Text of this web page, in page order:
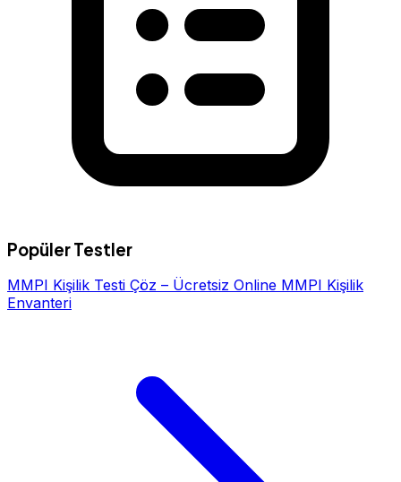
Popüler Testler
MMPI Kişilik Testi Çöz – Ücretsiz Online MMPI Kişilik
Envanteri